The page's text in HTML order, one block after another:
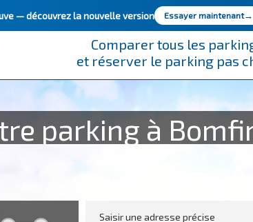
—découvrez la nouvelle version Essayer maintenant→
Comparer tous les
et réserver le parking pas
parking à
Saisir une adresse précise